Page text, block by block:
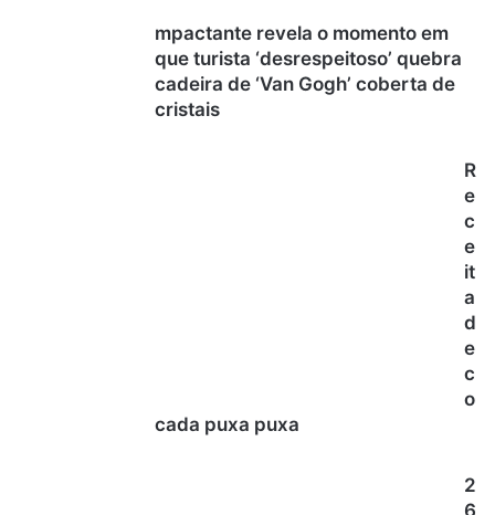
mpactante revela o momento em
que turista ‘desrespeitoso’ quebra
cadeira de ‘Van Gogh’ coberta de
cristais
R
e
c
e
it
a
d
e
c
o
cada puxa puxa
2
6